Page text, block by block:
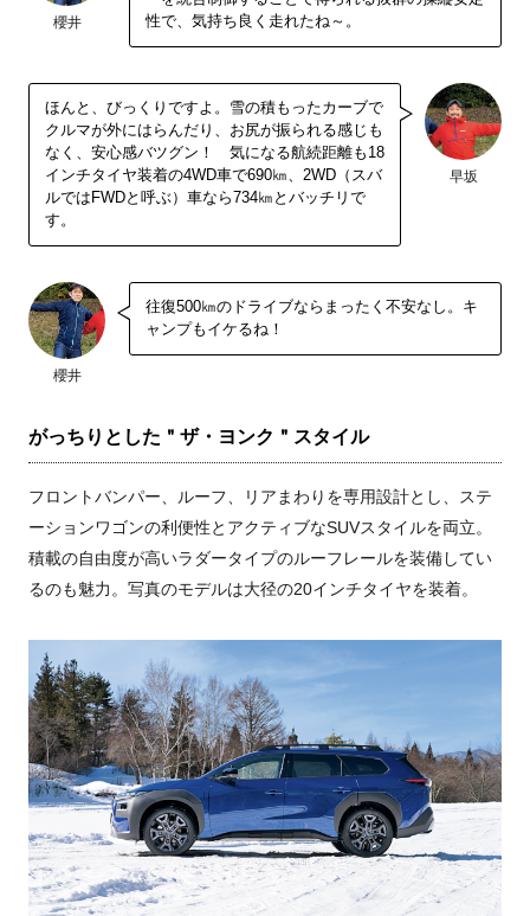
櫻井
性で、気持ち良く走れたね～。
ほんと、びっくりですよ。雪の積もったカーブで
クルマが外にはらんだり、お尻が振られる感じも
なく、安心感バツグン！ 気になる航続距離も18
インチタイヤ装着の4WD車で690㎞、2WD（スバ
ルではFWDと呼ぶ）車なら734㎞とバッチリで
す。
早坂
櫻井
往復500㎞のドライブならまったく不安なし。キ
ャンプもイケるね！
がっちりとした＂ザ・ヨンク＂スタイル
フロントバンパー、ルーフ、リアまわりを専用設計とし、ステ
ーションワゴンの利便性とアクティブなSUVスタイルを両立。
積載の自由度が高いラダータイプのルーフレールを装備してい
るのも魅力。写真のモデルは大径の20インチタイヤを装着。